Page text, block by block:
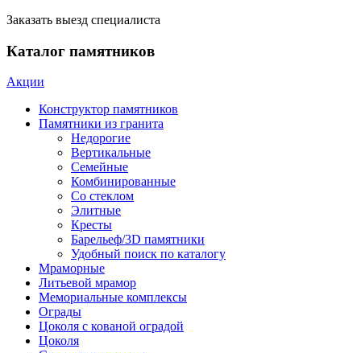
Заказать выезд специалиста
Каталог памятников
Акции
Конструктор памятников
Памятники из гранита
Недорогие
Вертикальные
Семейные
Комбинированные
Со стеклом
Элитные
Кресты
Барельеф/3D памятники
Удобный поиск по каталогу
Мраморные
Литьевой мрамор
Мемориальные комплексы
Ограды
Цоколя с кованой оградой
Цоколя